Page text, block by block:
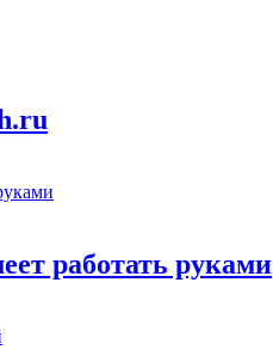
работать руками